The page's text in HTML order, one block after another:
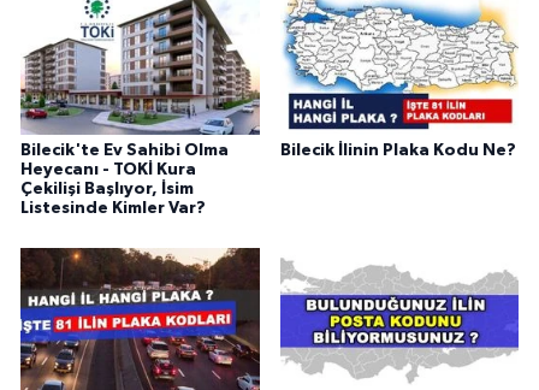
Bilecik'te Ev Sahibi Olma
Heyecanı - TOKİ Kura
Çekilişi Başlıyor, İsim
Listesinde Kimler Var?
Bilecik İlinin Plaka Kodu Ne?